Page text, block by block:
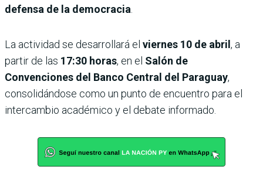
defensa de la democracia
La actividad se desarrollará el viernes 10 de abril , a
partir de las 17:30 horas, en el Salón de
Convenciones del Banco Central del Paraguay,
consolidándose como un punto de encuentro para el
intercambio académico y el debate informado.